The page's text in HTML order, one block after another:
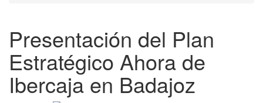
Presentación del Plan
Estratégico Ahora de
Ibercaja en Badajoz